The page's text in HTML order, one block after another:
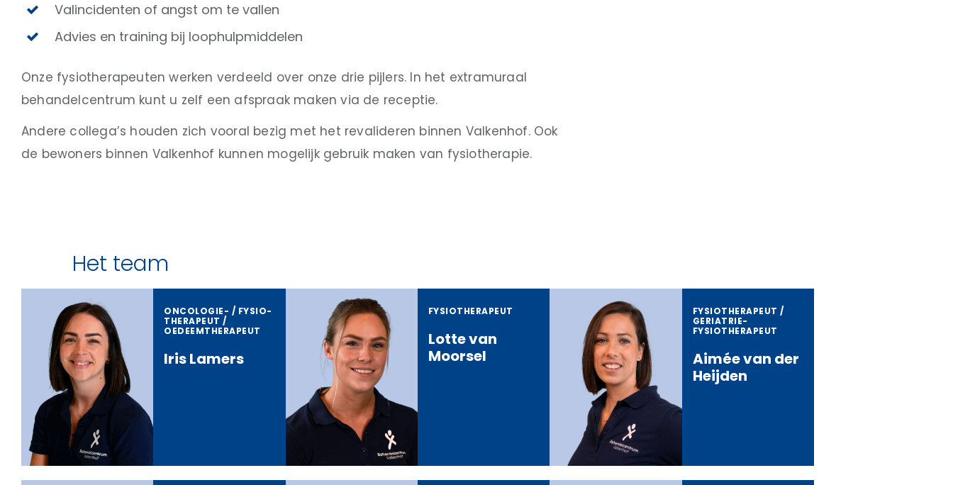
Valincidenten of angst om te vallen
Advies en training bij loophulpmiddelen
Onze fysiotherapeuten werken verdeeld over onze drie pijlers. In het extramuraal
behandelcentrum kunt u zelf een afspraak maken via de receptie.
Andere collega’s houden zich vooral bezig met het revalideren binnen Valkenhof. Ook
de bewoners binnen Valkenhof kunnen mogelijk gebruik maken van fysiotherapie.
Het team
ONCOLOGIE- / FYSIO­
THERAPEUT /
OEDEEMTHERAPEUT
Iris Lamers
FYSIOTHERAPEUT
Lotte van
Moorsel
FYSIOTHERAPEUT /
GERIATRIE­­
FYSIOTHERAPEUT­
Aimée van der
Heijden